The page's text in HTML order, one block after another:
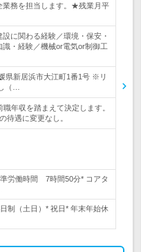
業務を担当します。★残業月平
に関わる経験／環境・保安・
・経験／機械or電気or制御工
県新居浜市大江町1番1号 ※リ
（…
年収を踏まえて決定します。
待遇に変更なし。
労働時間 7時間50分* コアタ
制（土日）* 祝日* 年末年始休